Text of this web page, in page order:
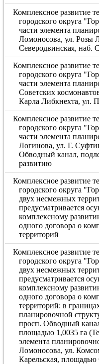
Комплексное развитие
городского округа
части элемента
Ломоносова, ул. Розы
Северодвинская, наб.
Комплексное развитие
городского округа
части элемента
Советских
Карла Либкнехта, ул.
Комплексное развитие
городского округа
части элемента
Логинова, ул. Г.
Обводный канал,
развитию
Комплексное развитие
городского округа
двух несмежных
предусматривается
комплексному
одного договора о
территорий
Комплексное развитие
городского округа
двух несмежных
предусматривается
комплексному
одного договора о
территорий: в
планировочной
просп. Обводный
площадью 1,0035 га
элемента
Ломоносова, ул.
Карельская, площадью